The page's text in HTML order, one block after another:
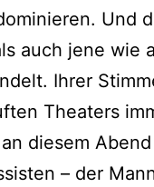
Und
auch jene wie
Ihrer
Theaters
diesem
– der